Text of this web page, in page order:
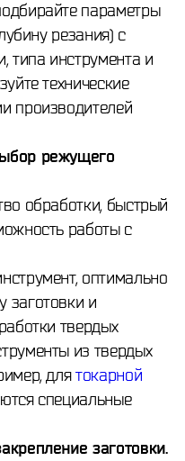
параметры
резания) с
типа инструмента и
технические
производителей
режущего
обработки, быстрый
работы с
оптимально
заготовки и
твердых
из твердых
длятокарной
специальные
заготовки.